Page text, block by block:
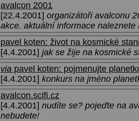
avalcon 2001
[22.4.2001] organizátoři avalconu
akce. aktuální informace
pavel koten: život na kosmické
[4.4.2001] jak se žije na kosmické
via pavel koten: pojmenujte
[4.4.2001] konkurs na jméno
avalcon.scifi.cz
[4.4.2001] nudíte se? pojeďte na
nebudete!